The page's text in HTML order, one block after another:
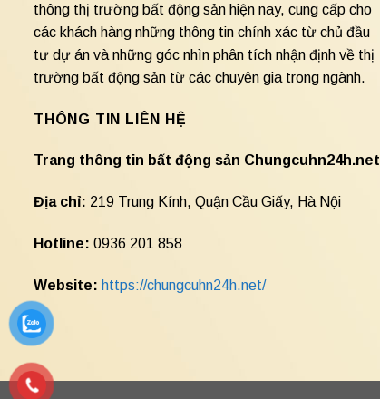
thông thị trường bất động sản hiện nay, cung cấp cho
các khách hàng những thông tin chính xác từ chủ đầu
tư dự án và những góc nhìn phân tích nhận định về thị
trường bất động sản từ các chuyên gia trong ngành.
THÔNG TIN LIÊN HỆ
Trang thông tin bất động sản Chungcuhn24h.net
Địa chỉ: 219 Trung Kính, Quận Cầu Giấy, Hà Nội
Hotline: 0936 201 858
Website: https://chungcuhn24h.net/